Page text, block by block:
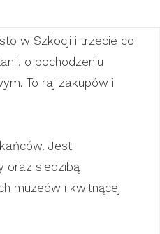
w Szkocji i trzecie co
o pochodzeniu
To raj zakupów i
Jest
oraz siedzibą
muzeów i kwitnącej